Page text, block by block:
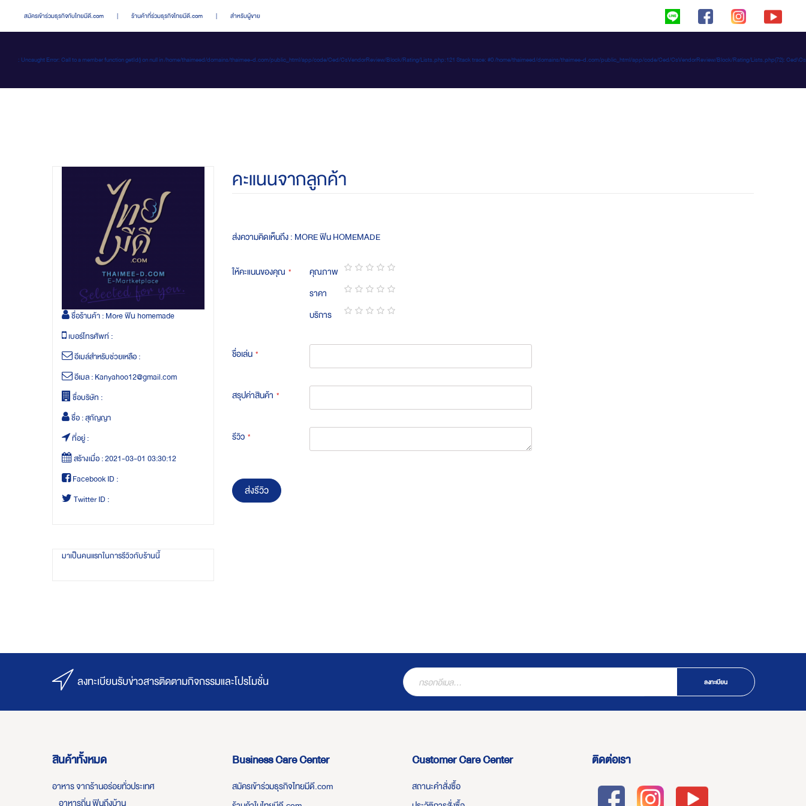
สมัครเข้าร่วมธุรกิจกับไทยมีดี.com | ร้านค้าที่ร่วมธุรกิจไทยมีดี.com | สำหรับผู้ขาย
: Uncaught Error: Call to a member function getId() on null in /home/thaimeed/domains/thaimee-d.com/public_html/app/code/Ced/CsVendorReview/Block/Rating/Lists.php:121 Stack trace: #0 /home/thaimeed/domains/thaimee-d.com/public_html/app/code/Ced/CsVendorReview/Block/Rating/Lists.php(72):
ชื่อร้านค้า :More ฟิน homemade
เบอร์โทรศัพท์ :
อีเมล์สำหรับช่วยเหลือ :
อีเมล :Kanyahoo12@gmail.com
ชื่อบริษัท :
ชื่อ :สุกัญญา
ที่อยู่ :
สร้างเมื่อ :2021-03-01 03:30:12
Facebook ID :
Twitter ID :
มาเป็นคนแรกในการรีวิวกับร้านนี้
คะแนนจากลูกค้า
ส่งความคิดเห็นถึง : MORE ฟิน HOMEMADE
ให้คะแนนของคุณ คุณภาพ
1
star
2
stars
3
stars
4
stars
5
stars
ราคา
1
star
2
stars
3
stars
4
stars
5
stars
บริการ
ชื่อเล่น
สรุปค่าสินค้า
รีวิว
ส่งรีวิว
ลงทะเบียนรับข่าวสารติดตามกิจกรรมและโปรโมชั่น ลงทะเบียน
สินค้าทั้งหมด
อาหาร จากร้านอร่อยทั่วประเทศ
อาหารถิ่น ฟินถึงบ้าน
Business Care Center
สมัครเข้าร่วมธุรกิจไทยมีดี.com
Customer Care Center
สถานะคำสั่งซื้อ
ติดต่อเรา